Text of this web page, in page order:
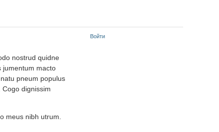
nostrud quidne
jumentum macto
pneum populus
dignissim
meus nibh utrum.
Войти